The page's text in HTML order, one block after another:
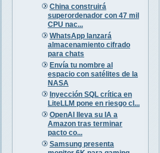
China construirá
superordenador con 47 mil
CPU nac...
WhatsApp lanzará
almacenamiento cifrado
para chats
Envía tu nombre al
espacio con satélites de la
NASA
Inyección SQL crítica en
LiteLLM pone en riesgo cl...
OpenAI lleva su IA a
Amazon tras terminar
pacto co...
Samsung presenta